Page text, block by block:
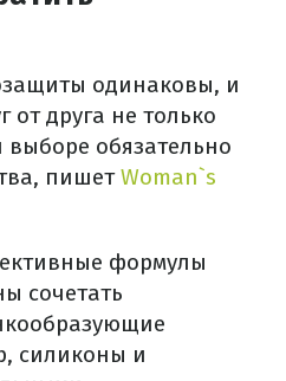
одинаковы, и
от друга не только
обязательно
пишетWoman`s
формулы
сочетать
силиконы и